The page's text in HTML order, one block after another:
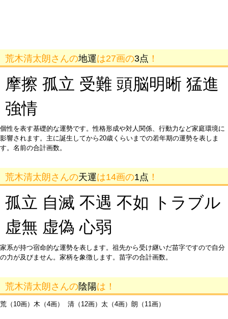
荒木清太朗さんの地運は27画の3点 ！
摩擦 孤立 受難 頭脳明晰 猛進
強情
個性を表す基礎的な運勢です。性格形成や対人関係、行動力など家庭環境に
影響されます。主に誕生してから20歳くらいまでの若年期の運勢を表しま
す。名前の合計画数。
荒木清太朗さんの天運は14画の1点 ！
孤立 自滅 不遇 不如 トラブル
虚無 虚偽 心弱
家系が持つ宿命的な運勢を表します。祖先から受け継いだ苗字ですので自分
の力が及びません。家柄を象徴します。苗字の合計画数。
荒木清太朗さんの陰陽は！
荒（10画）木（4画） 清（12画）太（4画）朗（11画）